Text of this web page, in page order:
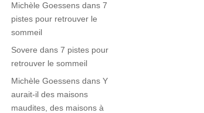
Michèle Goessens dans7
pistes pour retrouver le
sommeil
Sovere dans7 pistes pour
retrouver le sommeil
Michèle Goessens dansY
aurait-il des maisons
maudites, des maisons à